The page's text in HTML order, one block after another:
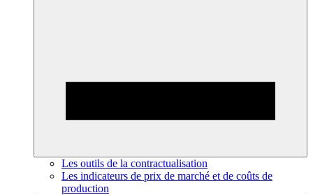
Les outils de la contractualisation
Les indicateurs de prix de marché et de coûts de
production